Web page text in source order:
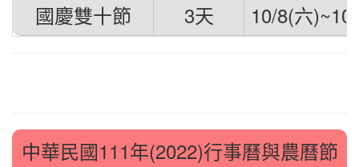
國慶雙十節
3天 10/8(六
中華民國111年(2022)行事曆與農曆節